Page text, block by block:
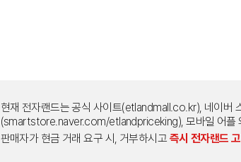
현재 전자랜드는 공식 사이트(etlandmall.co.kr), 네이버
(smartstore.naver.com/etlandpriceking), 모바일 어플
판매자가 현금 거래 요구 시, 거부하시고 즉시 전자랜드